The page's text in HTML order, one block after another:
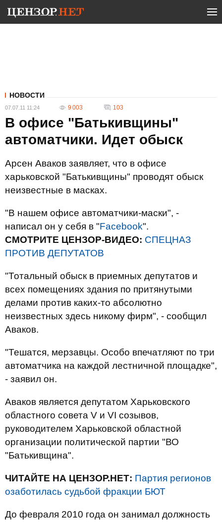
НОВОСТИ
07.07.11 11:24 9 003 103
В офисе "Батькивщины"
автоматчики. Идет обыск
Арсен Аваков заявляет, что в офисе
харьковской "Батькивщины" проводят обыск
неизвестные в масках.
"В нашем офисе автоматчики-маски", -
написал он у себя в "Facebook".
СМОТРИТЕ ЦЕНЗОР-ВИДЕО: СПЕЦНАЗ
ПРОТИВ ДЕПУТАТОВ
"Тотальный обыск в приемных депутатов и
всех помещениях здания по притянутыми
делами против каких-то абсолютно
неизвестных здесь никому фирм", - сообщил
Аваков.
"Тешатся, мерзавцы. Особо впечатляют по три
автоматчика на каждой лестничной площадке",
- заявил он.
Аваков является депутатом Харьковского
областного совета V и VI созывов,
руководителем Харьковской областной
организации политической партии "ВО
"Батькивщина".
ЧИТАЙТЕ НА ЦЕНЗОР.НЕТ: Партия регионов
озаботилась судьбой фракции БЮТ
До февраля 2010 года он занимал должность